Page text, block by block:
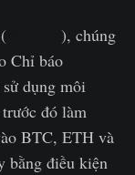
), chúng
Chỉ báo
dụng môi
đó làm
BTC, ETH và
bằng điều kiện